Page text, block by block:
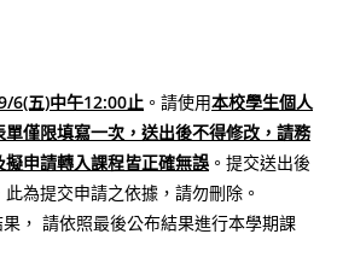
6(五)中午12:00止 。請使用本校學生個人
單僅限填寫一次，送出後不得修改，請務
申請轉入課程皆正確無誤 。提交送出後
為提交申請之依據，請勿刪除。
， 請依照最後公布結果進行本學期課